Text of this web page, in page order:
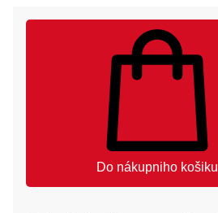
Do nákupniho košiku